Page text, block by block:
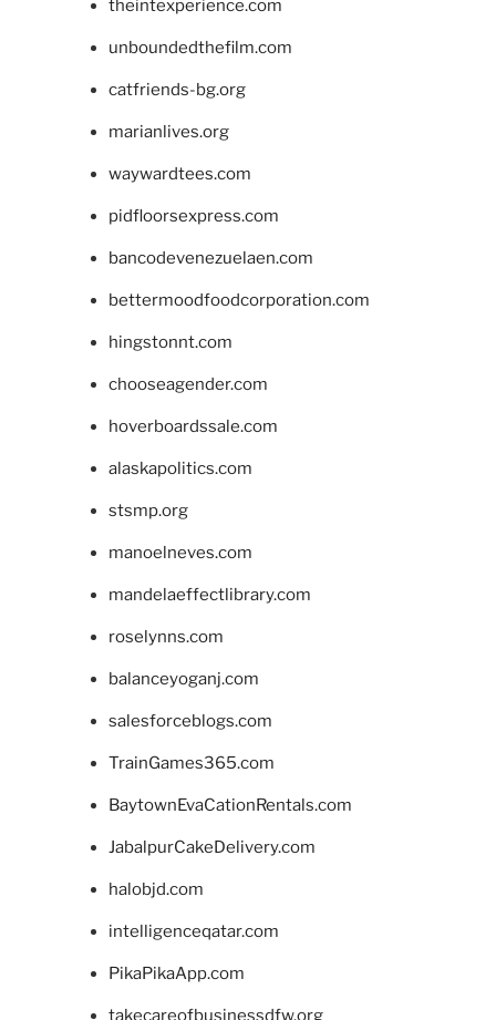
theintexperience.com
unboundedthefilm.com
catfriends-bg.org
marianlives.org
waywardtees.com
pidfloorsexpress.com
bancodevenezuelaen.com
bettermoodfoodcorporation.com
hingstonnt.com
chooseagender.com
hoverboardssale.com
alaskapolitics.com
stsmp.org
manoelneves.com
mandelaeffectlibrary.com
roselynns.com
balanceyoganj.com
salesforceblogs.com
TrainGames365.com
BaytownEvaCationRentals.com
JabalpurCakeDelivery.com
halobjd.com
intelligenceqatar.com
PikaPikaApp.com
takecareofbusinessdfw.org